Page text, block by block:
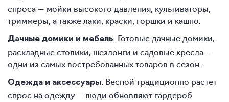
спроса — мойки высокого давления, культиваторы,
триммеры, а также лаки, краски, горшки и кашпо.
Дачные домики и мебель
. Готовые дачные домики,
раскладные столики, шезлонги и садовые кресла —
одни из самых востребованных товаров в сезон.
Одежда и аксессуары . Весной традиционно растет
спрос на одежду — люди обновляют гардероб